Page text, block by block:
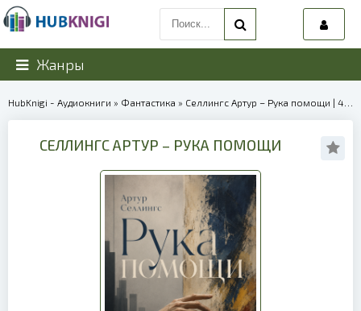
Жанры
HubKnigi - Аудиокниги » Фантастика » Селлингс Артур – Рука помощи | 40107
СЕЛЛИНГС АРТУР – РУКА ПОМОЩИ